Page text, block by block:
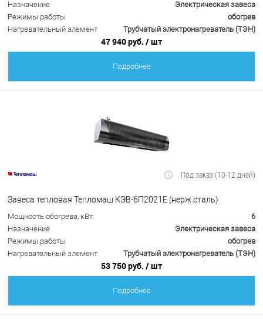
Назначение
Электрическая завеса
Режимы работы
обогрев
Нагревательный элемент
Трубчатый электронагреватель (ТЭН)
47 940 руб. / шт
Подробнее
Под заказ (10-12 дней)
Завеса тепловая Тепломаш КЭВ-6П2021Е (нерж.сталь)
Мощность обогрева, кВт:
6
Назначение
Электрическая завеса
Режимы работы
обогрев
Нагревательный элемент
Трубчатый электронагреватель (ТЭН)
53 750 руб. / шт
Подробнее